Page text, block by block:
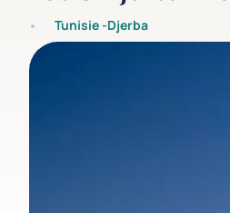
Tunisie -Djerba